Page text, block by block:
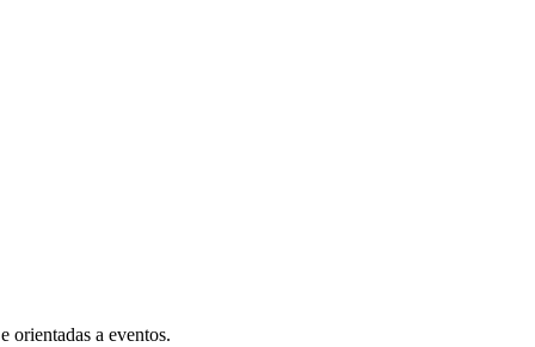
orientadas a eventos.